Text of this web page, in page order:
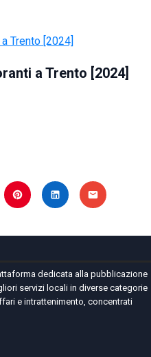
a Trento [2024]
dedicata alla pubblicazione
servizi locali in diverse categorie
e intrattenimento, concentrati